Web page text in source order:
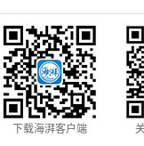
下载海湃客户端